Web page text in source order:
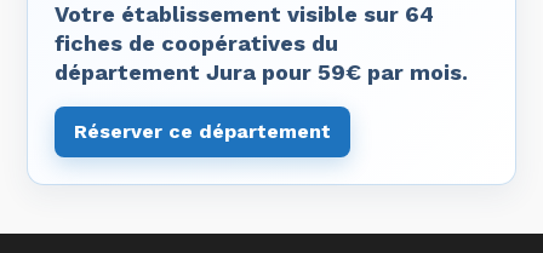
Votre établissement visible sur 64
fiches de coopératives du
département Jura pour 59€ par mois.
Réserver ce département